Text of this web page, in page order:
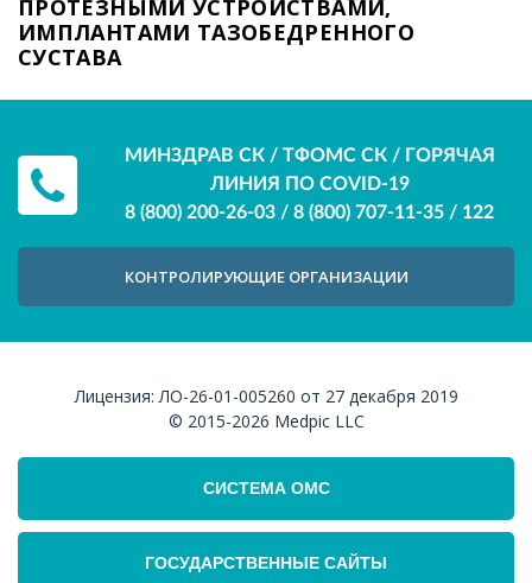
ПРОТЕЗНЫМИ УСТРОЙСТВАМИ,
ИМПЛАНТАМИ ТАЗОБЕДРЕННОГО
СУСТАВА
МИНЗДРАВ СК / ТФОМС СК / ГОРЯЧАЯ
ЛИНИЯ ПО COVID-19
8 (800) 200-26-03 / 8 (800) 707-11-35 / 122
КОНТРОЛИРУЮЩИЕ ОРГАНИЗАЦИИ
Лицензия:ЛО-26-01-005260 от 27 декабря 2019
© 2015-2026 Medpic LLC
СИСТЕМА ОМС
ГОСУДАРСТВЕННЫЕ САЙТЫ